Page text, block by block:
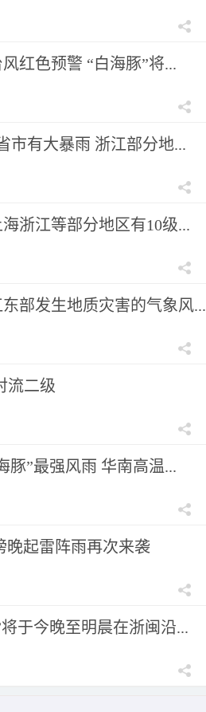
红色预警 “白海豚”将...
市有大暴雨 浙江部分地...
浙江等部分地区有10级...
部发生地质灾害的气象风...
流二级
豚”最强风雨 华南高温...
晚起雷阵雨再次来袭
于今晚至明晨在浙闽沿...